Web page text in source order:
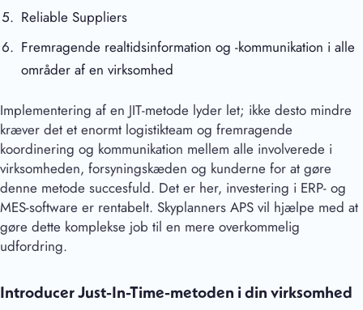
Reliable Suppliers
Fremragende realtidsinformation og -kommunikation i alle
områder af en virksomhed
Implementering af en JIT-metode lyder let; ikke desto mindre
kræver det et enormt logistikteam og fremragende
koordinering og kommunikation mellem alle involverede i
virksomheden, forsyningskæden og kunderne for at gøre
denne metode succesfuld. Det er her, investering i ERP- og
MES-software er rentabelt. Skyplanners APS vil hjælpe med at
gøre dette komplekse job til en mere overkommelig
udfordring.
Introducer Just-In-Time-metoden i din virksomhed